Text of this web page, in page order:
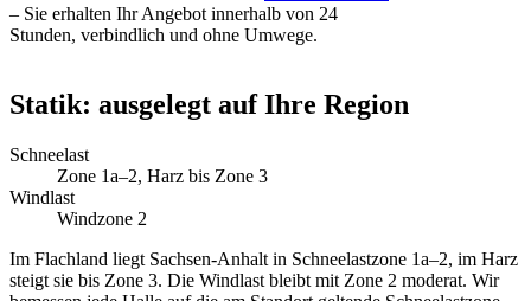
– Sie erhalten Ihr Angebot innerhalb von 24
Stunden, verbindlich und ohne Umwege.
Statik: ausgelegt auf Ihre Region
Schneelast
Zone 1a–2, Harz bis Zone 3
Windlast
Windzone 2
Im Flachland liegt Sachsen-Anhalt in Schneelastzone 1a–2, im Harz
steigt sie bis Zone 3. Die Windlast bleibt mit Zone 2 moderat. Wir